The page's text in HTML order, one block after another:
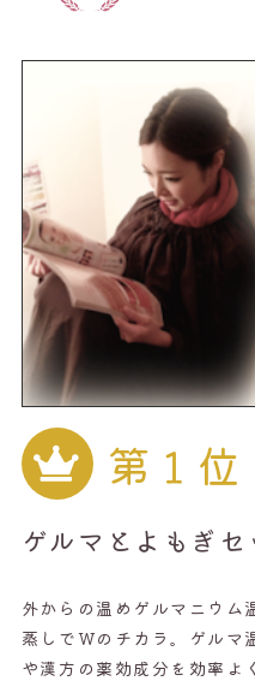
第１位
ゲルマとよもぎセ
外からの温めゲルマニウム
蒸しでWのチカラ。ゲルマ
や漢方の薬効成分を効率よ